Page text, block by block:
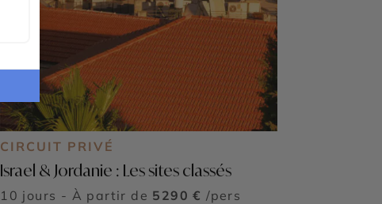
CIRCUIT PRIVÉ
Israel & Jordanie : Les sites classés
10 jours - À partir de 5290 € /pers